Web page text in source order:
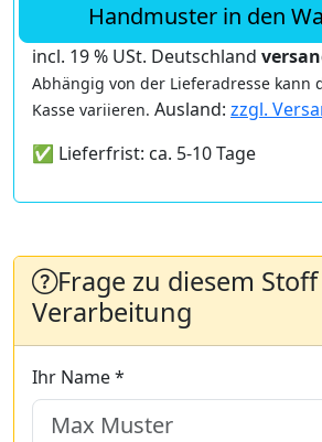
Handmuster in den
incl. 19 % USt. Deutschland
Abhängig von der Lieferadresse kann
Kasse variieren. Ausland: zzgl.
✅ Lieferfrist: ca. 5-10 Tage
Frage zu diesem
Verarbeitung
Ihr Name *